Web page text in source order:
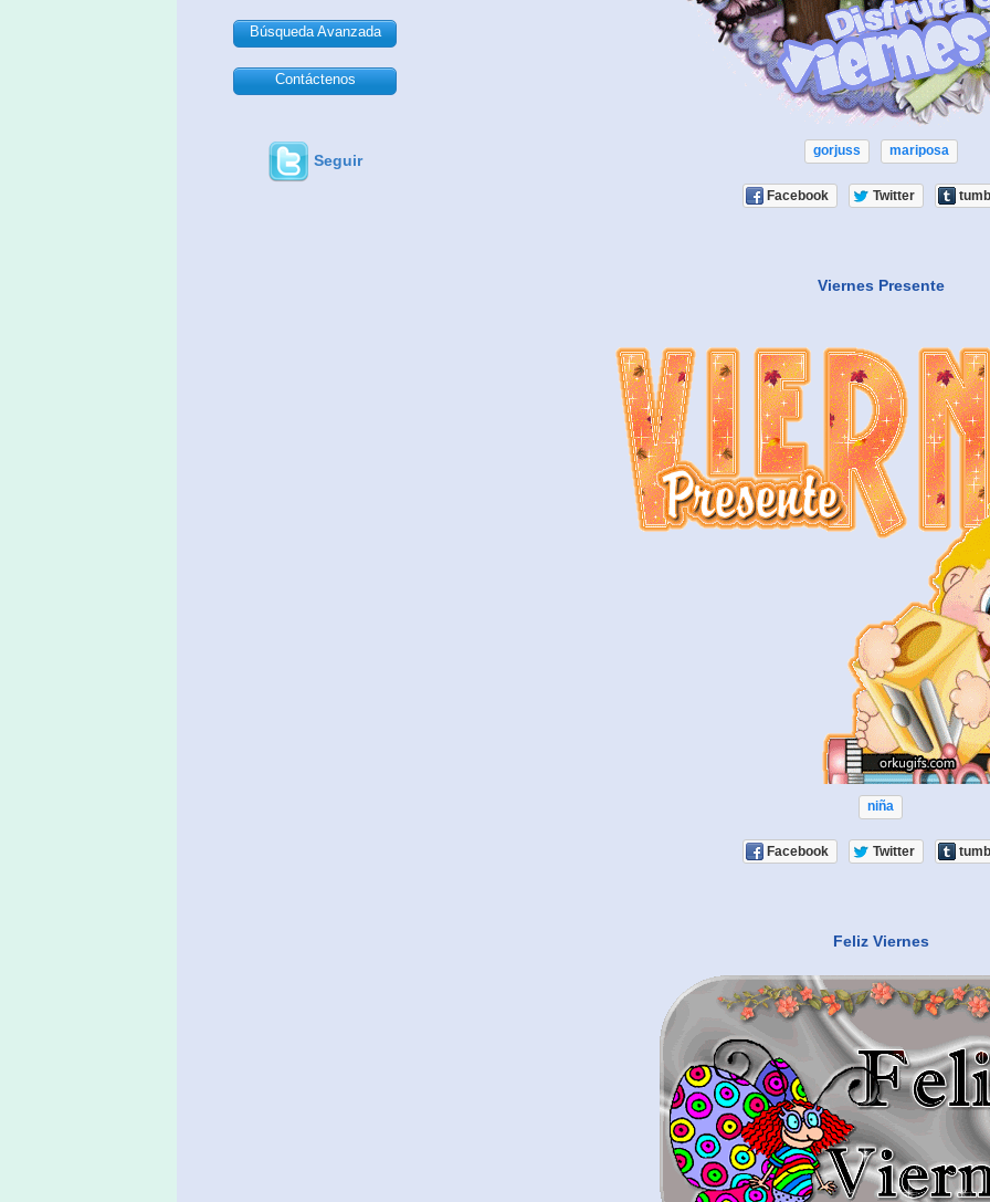
Búsqueda Avanzada
Contáctenos
Seguir
gorjuss mariposa
Facebook Twitter
Viernes Presente
niña
Facebook Twitter
Feliz Viernes